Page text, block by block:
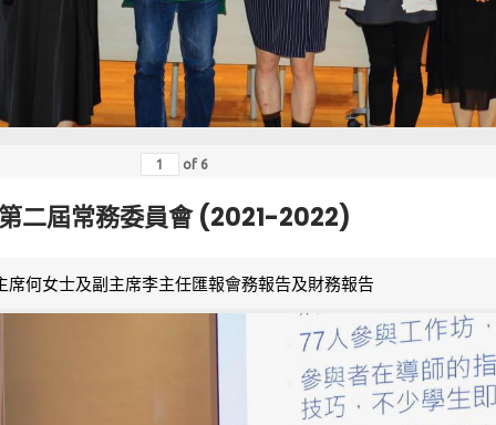
of 6
二屆常務委員會 (2021-2022)
席何女士及副主席李主任匯報會務報告及財務報告